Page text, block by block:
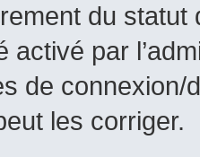
du
activé par
de
les corriger.